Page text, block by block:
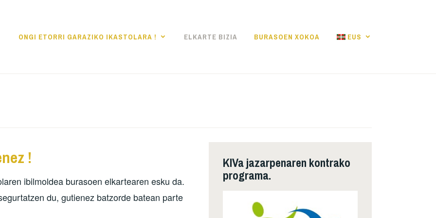
ONGI ETORRI GARAZIKO IKASTOLARA ! ELKARTE BIZIA BURASOEN XOKOA EUS
!
ibilmoldea burasoen elkartearen esku da.
du, gutienez batzorde batean parte
KIVa jazarpenaren kontrako
programa.